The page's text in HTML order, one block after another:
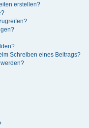
erstellen?
Schreiben eines Beitrags?